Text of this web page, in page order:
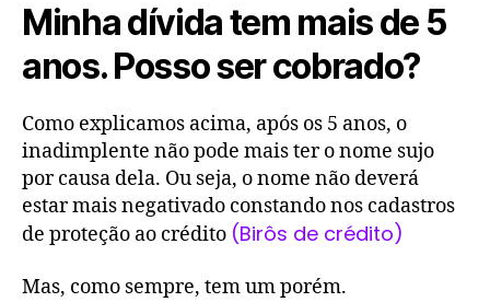
Minha dívida tem mais de 5
anos. Posso ser cobrado?
Como explicamos acima, após os 5 anos, o
inadimplente não pode mais ter o nome sujo
por causa dela. Ou seja, o nome não deverá
estar mais negativado constando nos cadastros
de proteção ao crédito (Birôs de crédito)
Mas, como sempre, tem um porém.